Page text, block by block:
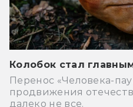
Колобок стал
Перенос «Человека-
продвижения
далеко не все.